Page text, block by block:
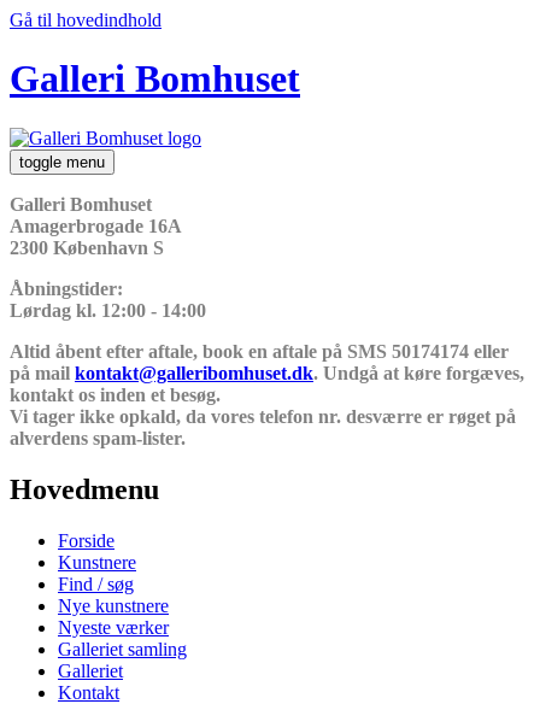
Gå til hovedindhold
Galleri Bomhuset
toggle menu
Galleri Bomhuset
Amagerbrogade 16A
2300 København S
Åbningstider:
Lørdag kl. 12:00 - 14:00
Altid åbent efter aftale, book en aftale på SMS 50174174 eller
på mail kontakt@galleribomhuset.dk. Undgå at køre forgæves,
kontakt os inden et besøg.
Vi tager ikke opkald, da vores telefon nr. desværre er røget på
alverdens spam-lister.
Hovedmenu
Forside
Kunstnere
Find / søg
Nye kunstnere
Nyeste værker
Galleriet samling
Galleriet
Kontakt